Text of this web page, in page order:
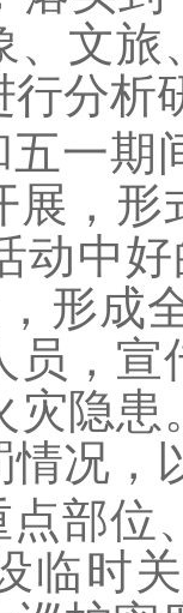
、文
分析
一期
展，
动中
形成
员，
灾隐
情况，
部位
临时